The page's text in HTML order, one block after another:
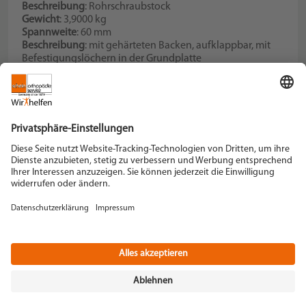
Beschreibung: Rohrschraubstock
Gewicht: 3,9000 kg
Spannweite: 60 mm
Beschreibung: mit gehärteten Backen, aufklappbar, mit
Befestigungs­löchern in der Grundplatte
Rohr-Durchmesser bis
Schein Orthopädie Service KG
42897 Remscheid
Tel. +49 2191 910-0
remscheid[at]schein.de
YouTube
+49 2191 910-200